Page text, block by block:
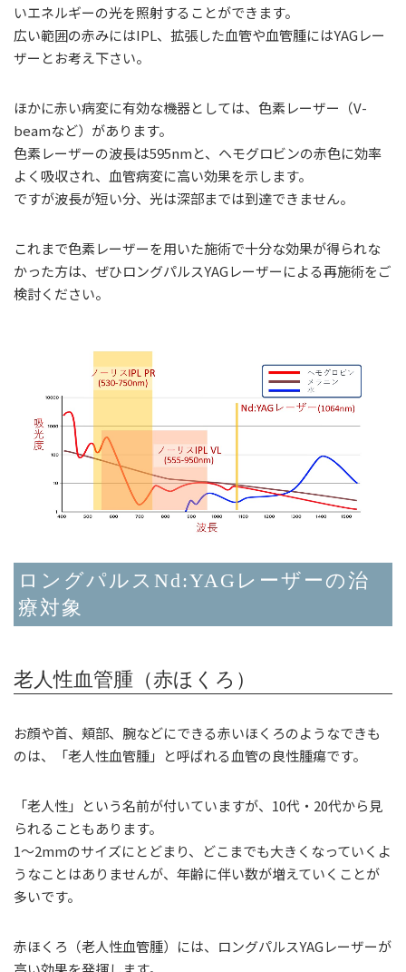
いエネルギーの光を照射することができます。
広い範囲の赤みにはIPL、拡張した血管や血管腫にはYAGレー
ザーとお考え下さい。
ほかに赤い病変に有効な機器としては、色素レーザー（V-
beamなど）があります。
色素レーザーの波長は595nmと、ヘモグロビンの赤色に効率
よく吸収され、血管病変に高い効果を示します。
ですが波長が短い分、光は深部までは到達できません。
これまで色素レーザーを用いた施術で十分な効果が得られな
かった方は、ぜひロングパルスYAGレーザーによる再施術をご
検討ください。
ロングパルスNd:YAGレーザーの治
療対象
老人性血管腫（赤ほくろ）
お顔や首、頬部、腕などにできる赤いほくろのようなできも
のは、「老人性血管腫」と呼ばれる血管の良性腫瘍です。
「老人性」という名前が付いていますが、10代・20代から見
られることもあります。
1～2mmのサイズにとどまり、どこまでも大きくなっていくよ
うなことはありませんが、年齢に伴い数が増えていくことが
多いです。
赤ほくろ（老人性血管腫）には、ロングパルスYAGレーザーが